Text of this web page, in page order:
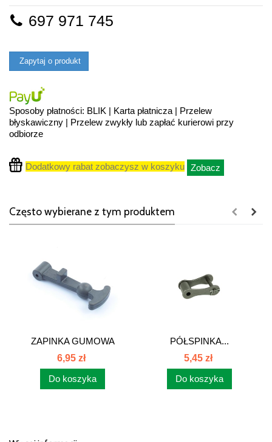
697 971 745
Zapytaj o produkt
Sposoby płatności: BLIK | Karta płatnicza | Przelew
błyskawiczny | Przelew zwykły lub zapłać kurierowi przy
odbiorze
Dodatkowy rabat zobaczysz w koszyku Zobacz
Często wybierane z tym produktem
ZAPINKA GUMOWA
POKRYW CLAAS...
6,95 zł
Do koszyka
PÓŁSPINKA...
5,45 zł
Do koszyka